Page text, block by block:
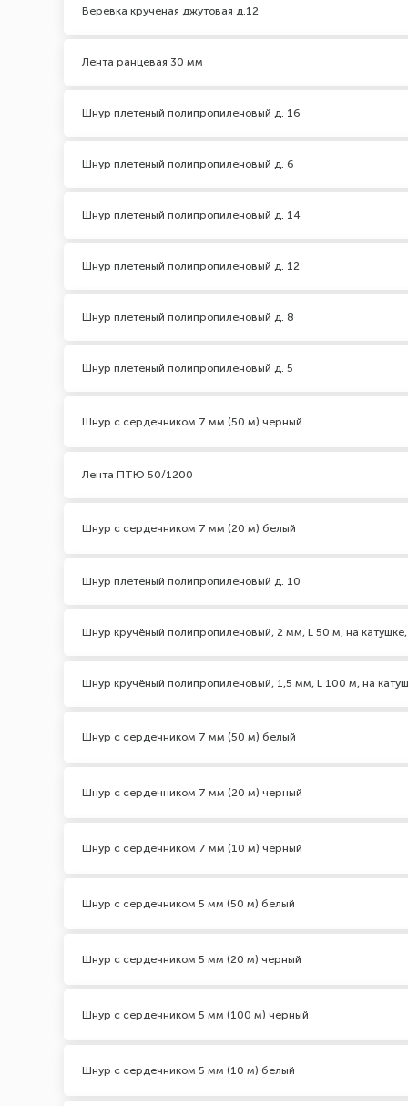
Веревка крученая джутовая д.12
Лента ранцевая 30 мм
Шнур плетеный полипропиленовый д. 16
Шнур плетеный полипропиленовый д. 6
Шнур плетеный полипропиленовый д. 14
Шнур плетеный полипропиленовый д. 12
Шнур плетеный полипропиленовый д. 8
Шнур плетеный полипропиленовый д. 5
Шнур с сердечником 7 мм (50 м) черный
Лента ПТЮ 50/1200
Шнур с сердечником 7 мм (20 м) белый
Шнур плетеный полипропиленовый д. 10
Шнур кручёный полипропиленовый, 2 мм, L 50 м, на
Шнур кручёный полипропиленовый, 1,5 мм, L 100 м, на
Шнур с сердечником 7 мм (50 м) белый
Шнур с сердечником 7 мм (20 м) черный
Шнур с сердечником 7 мм (10 м) черный
Шнур с сердечником 5 мм (50 м) белый
Шнур с сердечником 5 мм (20 м) черный
Шнур с сердечником 5 мм (100 м) черный
Шнур с сердечником 5 мм (10 м) белый